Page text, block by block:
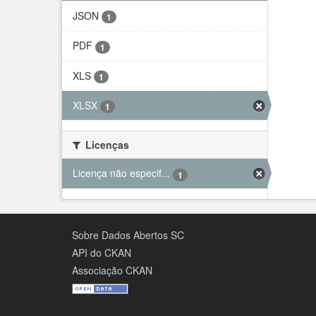
JSON 1
PDF 1
XLS 1
XLSX 1
Licenças
Licença não especif...
1
Sobre Dados Abertos SC
API do CKAN
Associação CKAN